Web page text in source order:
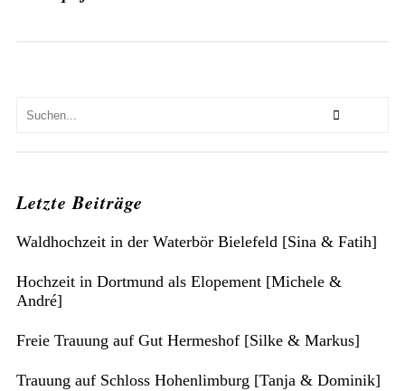
Letzte Beiträge
Waldhochzeit in der Waterbör Bielefeld [Sina & Fatih]
Hochzeit in Dortmund als Elopement [Michele &
André]
Freie Trauung auf Gut Hermeshof [Silke & Markus]
Trauung auf Schloss Hohenlimburg [Tanja & Dominik]